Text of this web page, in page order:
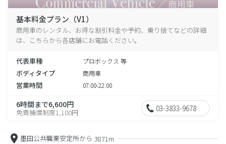
基本料金プラン（V1）
商用車のレンタル、お得な割引料金や予約、乗り捨てなどの詳細
は、こちらから各店舗にお電話ください。
代表車種 プロボックス 等
ボディタイプ 商用車
営業時間 07:00-22:00
6時間まで6,600円
免責補償制度1,100円 03-3833-9678
墨田公共職業安定所から 3871m